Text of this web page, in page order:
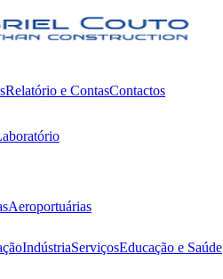
Relatório e ContasContactos
Aeroportuárias
IndústriaServiçosEducação e Saúde